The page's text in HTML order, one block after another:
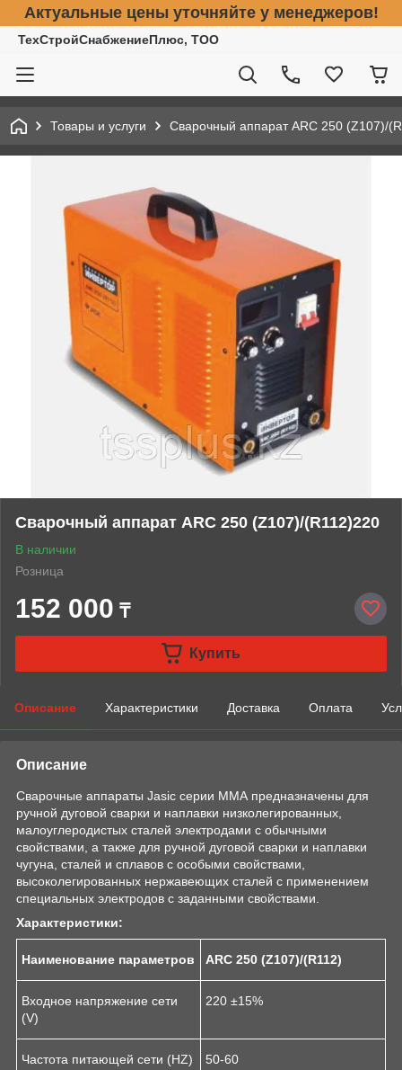
Актуальные цены уточняйте у менеджеров!
ТехСтройСнабжениеПлюс, ТОО
Товары и услуги Сварочный аппарат ARC 250 (Z107)/
Сварочный аппарат ARC 250 (Z107)/(R112)220
В наличии
Розница
152 000 ₸
Купить
Описание Характеристики Доставка Оплата
Описание
Сварочные аппараты Jasic серии ММА предназначены для
ручной дуговой сварки и наплавки низколегированных,
малоуглеродистых сталей электродами с обычными
свойствами, а также для ручной дуговой сварки и наплавки
чугуна, сталей и сплавов с особыми свойствами,
высоколегированных нержавеющих сталей с применением
специальных электродов с заданными свойствами.
Характеристики:
Наименование параметров ARC 250 (Z107)/(R112)
Входное напряжение сети
(V)
220 ±15%
Частота питающей сети (HZ) 50-60